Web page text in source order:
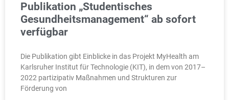
Publikation „Studentisches
Gesundheitsmanagement“ ab sofort
verfügbar
Die Publikation gibt Einblicke in das Projekt MyHealth am
Karlsruher Institut für Technologie (KIT), in dem von 2017–
2022 partizipativ Maßnahmen und Strukturen zur
Förderung von